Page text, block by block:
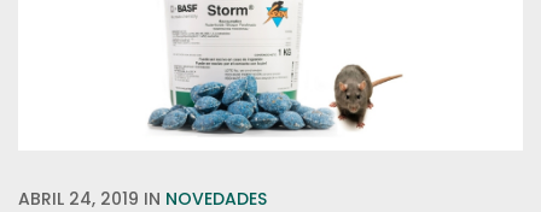
ABRIL 24, 2019 IN NOVEDADES